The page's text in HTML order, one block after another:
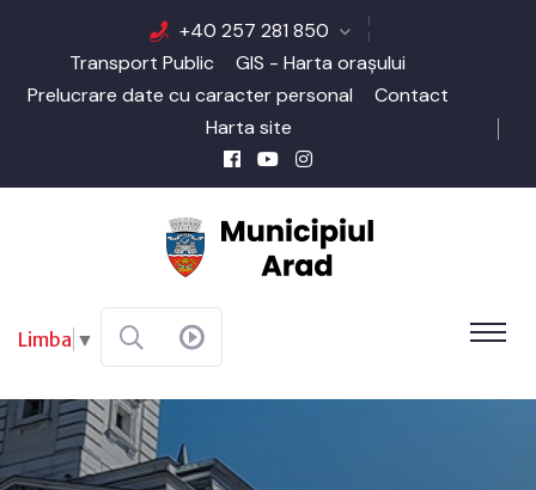
+40 257 281 850
Transport Public
GIS - Harta orașului
Prelucrare date cu caracter personal
Contact
Harta site
Limba ▼